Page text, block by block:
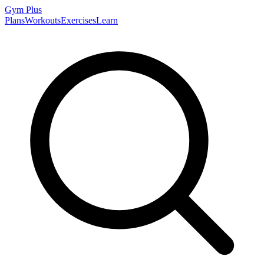
Gym Plus
PlansWorkoutsExercisesLearn